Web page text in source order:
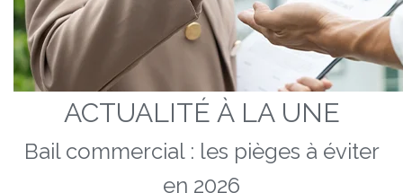
ACTUALITÉ À LA UNE
Bail commercial : les pièges à éviter
en 2026